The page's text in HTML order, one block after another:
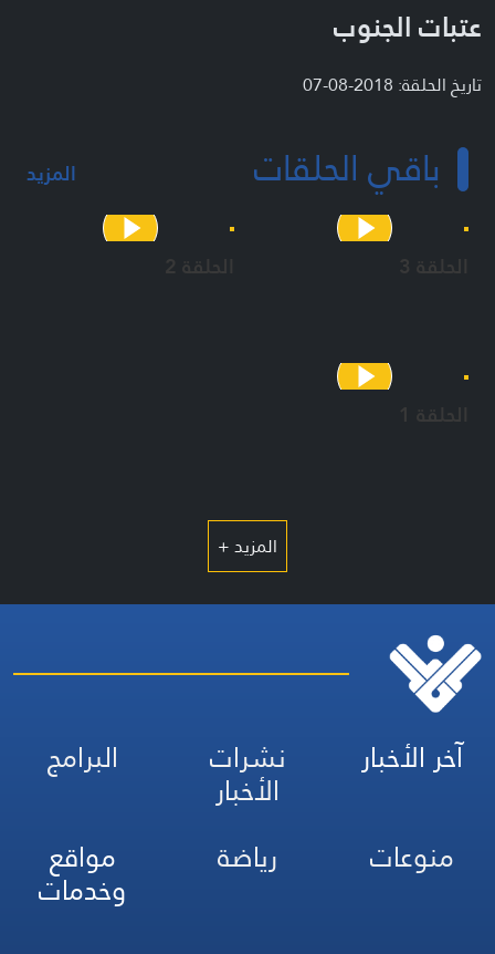
عتبات الجنوب
تاريخ الحلقة: 2018-08-07
باقي الحلقات المزيد
الحلقة 3 الحلقة 2
الحلقة 1
المزيد +
آخر الأخبار نشرات
الأخبار
البرامج
منوعات
رياضة مواقع
وخدمات